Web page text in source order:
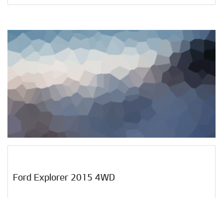
Ford Explorer 2015 4WD